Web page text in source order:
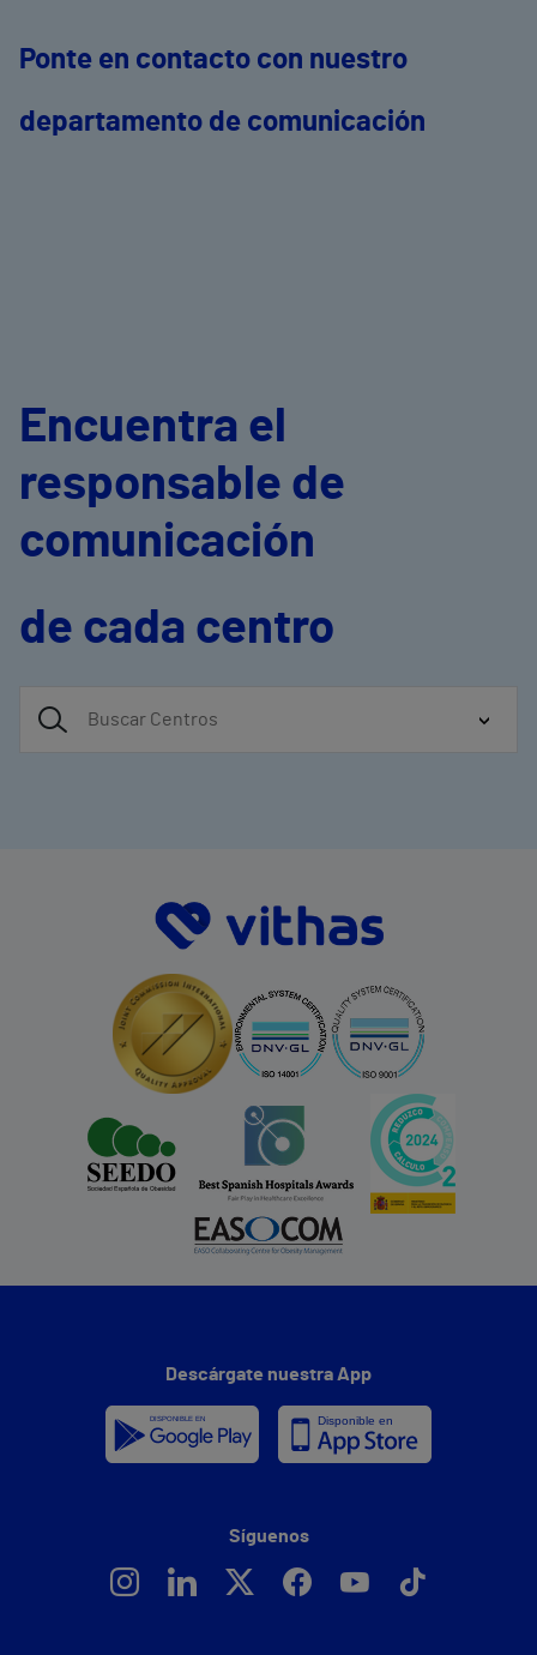
Ponte en contacto con nuestro
departamento de comunicación
Encuentra el
responsable de
comunicación
de cada centro
Descárgate nuestra App
Síguenos